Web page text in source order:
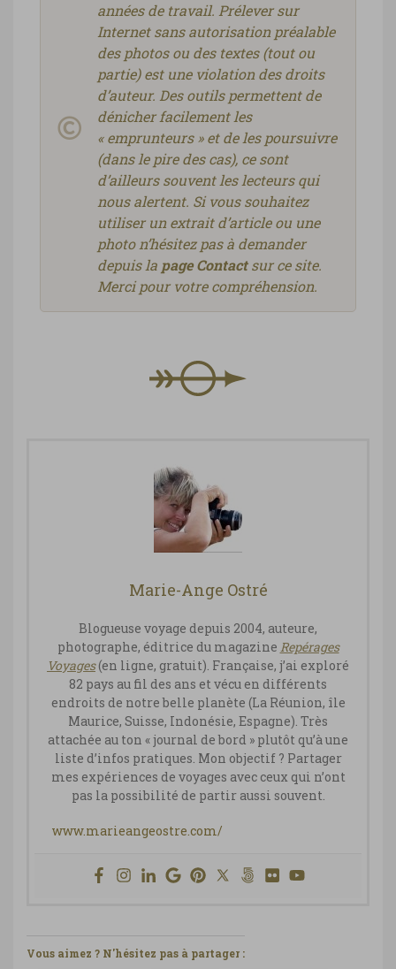
années de travail. Prélever sur
Internet sans autorisation préalable
des photos ou des textes (tout ou
partie) est une violation des droits
d’auteur. Des outils permettent de
dénicher facilement les
« emprunteurs » et de les poursuivre
(dans le pire des cas), ce sont
d’ailleurs souvent les lecteurs qui
nous alertent. Si vous souhaitez
utiliser un extrait d’article ou une
photo n’hésitez pas à demander
depuis la page Contactsur ce site.
Merci pour votre compréhension.
Marie-Ange Ostré
Blogueuse voyage depuis 2004, auteure,
photographe, éditrice du magazine Repérages
Voyages(en ligne, gratuit). Française, j’ai exploré
82 pays au fil des ans et vécu en différents
endroits de notre belle planète (La Réunion, île
Maurice, Suisse, Indonésie, Espagne). Très
attachée au ton « journal de bord » plutôt qu’à une
liste d’infos pratiques. Mon objectif ? Partager
mes expériences de voyages avec ceux qui n’ont
pas la possibilité de partir aussi souvent.
www.marieangeostre.com/
Vous aimez ? N'hésitez pas à partager :